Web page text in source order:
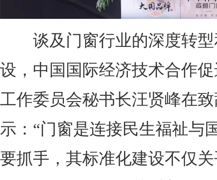
谈及门窗行业的深度转型
设，中国国际经济技术合作
工作委员会秘书长汪贤峰在
示：“门窗是连接民生福祉与
要抓手，其标准化建设不仅